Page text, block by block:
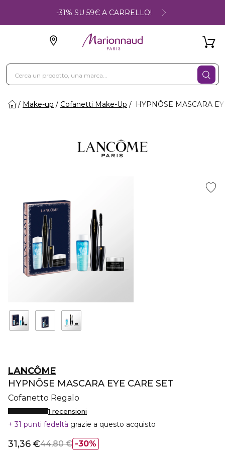
-31% SU 59€ A CARRELLO!
Make-up Cofanetti Make-Up HYPNÔSE MASCARA
LANCÔME
HYPNÔSE MASCARA EYE CARE SET
Cofanetto Regalo
1 recensioni
31 punti fedeltà grazie a questo acquisto
30%
31,36 €44,80 €